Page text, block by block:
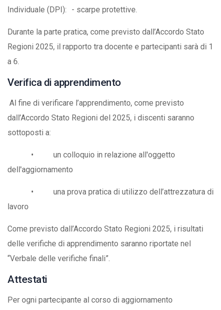
Individuale (DPI): - scarpe protettive.
Durante la parte pratica, come previsto dall’Accordo Stato
Regioni 2025, il rapporto tra docente e partecipanti sarà di 1
a 6.
Verifica di apprendimento
Al fine di verificare l’apprendimento, come previsto
dall’Accordo Stato Regioni del 2025, i discenti saranno
sottoposti a:
• un colloquio in relazione all'oggetto
dell'aggiornamento
• una prova pratica di utilizzo dell’attrezzatura di
lavoro
Come previsto dall’Accordo Stato Regioni 2025, i risultati
delle verifiche di apprendimento saranno riportate nel
“Verbale delle verifiche finali”.
Attestati
Per ogni partecipante al corso di aggiornamento